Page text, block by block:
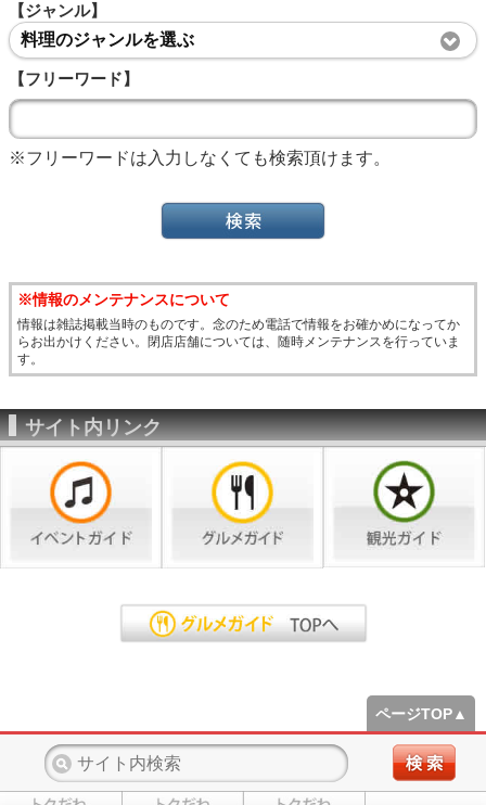
【ジャンル】
料理のジャンルを選ぶ
【フリーワード】
※フリーワードは入力しなくても検索頂けます。
※情報のメンテナンスについて
情報は雑誌掲載当時のものです。念のため電話で情報をお確かめになってか
らお出かけください。閉店店舗については、随時メンテナンスを行っていま
す。
サイト内リンク
ページTOP▲